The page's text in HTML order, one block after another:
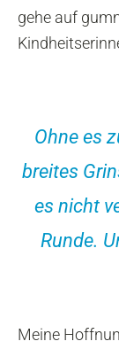
gehe auf
Ohne es
breites
es nicht
Runde.
Meine